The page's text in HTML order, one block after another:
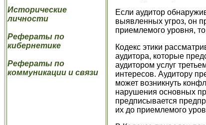
Исторические
личности
Рефераты по
кибернетике
Рефераты по
коммуникации и связи
Если аудитор
выявленных угроз, он
приемлемого уровня,
Кодекс этики
аудитора, которые
аудитором услуг
интересов. Аудитору
может возникнуть
нарушения основных
предписывается
их до приемлемого